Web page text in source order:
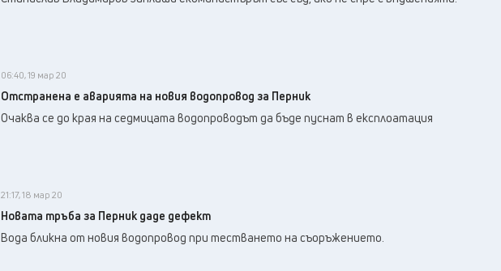
06:40, 19 мар 20
Отстранена е аварията на новия водопровод за Перник
Очаква се до края на седмицата водопроводът да бъде пуснат в експлоатация
21:17, 18 мар 20
Новата тръба за Перник даде дефект
Вода бликна от новия водопровод при тестването на съоръжението.